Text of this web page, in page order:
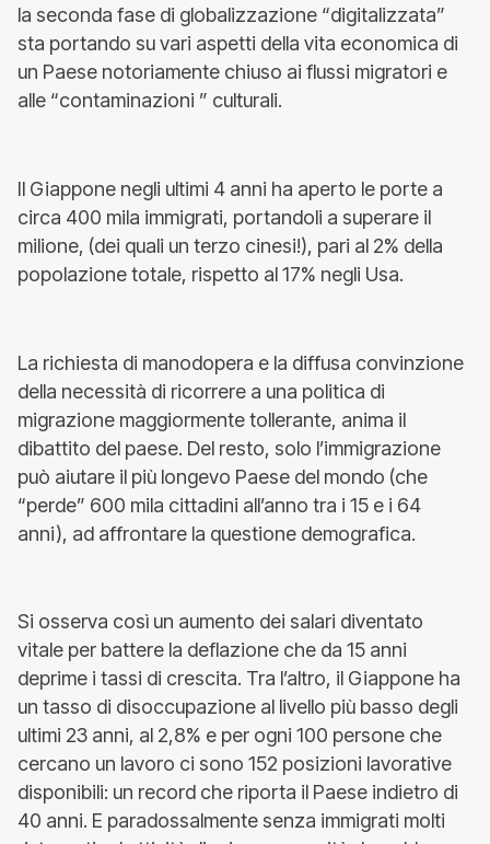
la seconda fase di globalizzazione “digitalizzata”
sta portando su vari aspetti della vita economica di
un Paese notoriamente chiuso ai flussi migratori e
alle “contaminazioni ” culturali.
Il Giappone negli ultimi 4 anni ha aperto le porte a
circa 400 mila immigrati, portandoli a superare il
milione, (dei quali un terzo cinesi!), pari al 2% della
popolazione totale, rispetto al 17% negli Usa.
La richiesta di manodopera e la diffusa convinzione
della necessità di ricorrere a una politica di
migrazione maggiormente tollerante, anima il
dibattito del paese. Del resto, solo l’immigrazione
può aiutare il più longevo Paese del mondo (che
“perde” 600 mila cittadini all’anno tra i 15 e i 64
anni), ad affrontare la questione demografica.
Si osserva così un aumento dei salari diventato
vitale per battere la deflazione che da 15 anni
deprime i tassi di crescita. Tra l’altro, il Giappone ha
un tasso di disoccupazione al livello più basso degli
ultimi 23 anni, al 2,8% e per ogni 100 persone che
cercano un lavoro ci sono 152 posizioni lavorative
disponibili: un record che riporta il Paese indietro di
40 anni. E paradossalmente senza immigrati molti